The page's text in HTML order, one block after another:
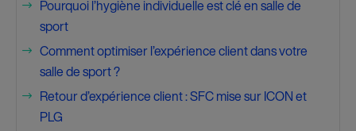
$
Pourquoi l’hygiène individuelle est clé en salle de
sport
$
Comment optimiser l’expérience client dans votre
salle de sport ?
$
Retour d’expérience client : SFC mise sur ICON et
PLG